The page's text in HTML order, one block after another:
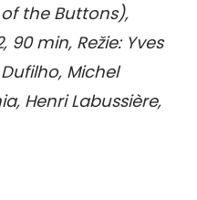
the Buttons),
90 min, Režie: Yves
Michel
Henri Labussière,